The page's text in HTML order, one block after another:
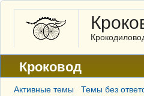
Кроковод
Форум
Активные темы Темы без